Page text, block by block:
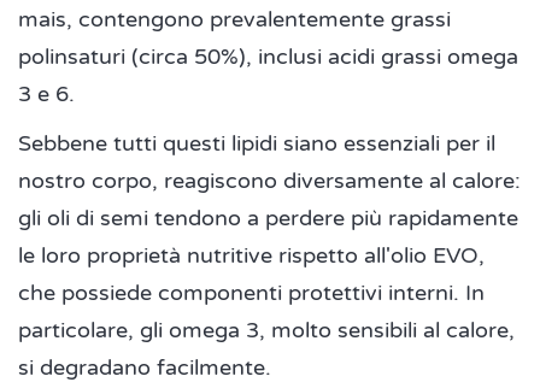
mais, contengono prevalentemente grassi
polinsaturi (circa 50%), inclusi acidi grassi omega
3 e 6.
Sebbene tutti questi lipidi siano essenziali per il
nostro corpo, reagiscono diversamente al calore:
gli oli di semi tendono a perdere più rapidamente
le loro proprietà nutritive rispetto all'olio EVO,
che possiede componenti protettivi interni. In
particolare, gli omega 3, molto sensibili al calore,
si degradano facilmente.